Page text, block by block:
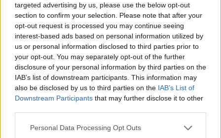
targeted advertising by us, please use the below opt-out
section to confirm your selection. Please note that after your
opt-out request is processed you may continue seeing
interest-based ads based on personal information utilized by
us or personal information disclosed to third parties prior to
your opt-out. You may separately opt-out of the further
disclosure of your personal information by third parties on the
IAB’s list of downstream participants. This information may
also be disclosed by us to third parties on the IAB’s List of
Downstream Participants that may further disclose it to other
Personal Data Processing Opt Outs
DRAKENS GROTTA & GALNA
TAXICHAFFISAR
15:34 | AUG 05. 2014Petra AdminComments are off for this
post.
.